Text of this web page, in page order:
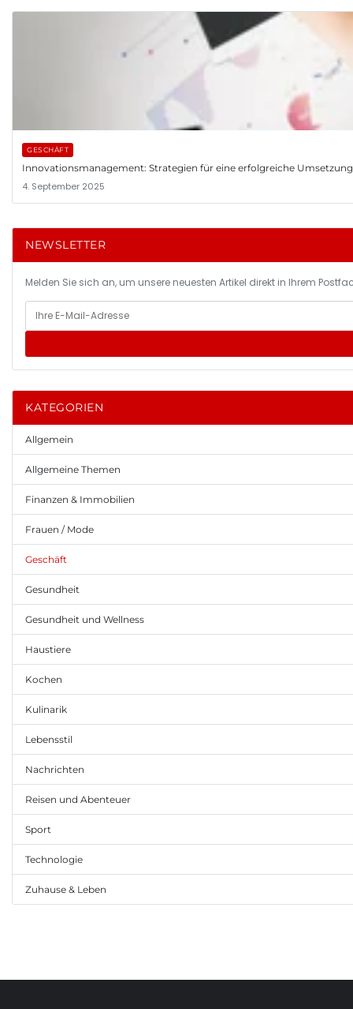
GESCHÄFT
Innovationsmanagement: Strategien für eine erfolgreiche
4. September 2025
NEWSLETTER
Melden Sie sich an, um unsere neuesten Artikel direkt in Ihrem
KATEGORIEN
Allgemein
Allgemeine Themen
Finanzen & Immobilien
Frauen / Mode
Geschäft
Gesundheit
Gesundheit und Wellness
Haustiere
Kochen
Kulinarik
Lebensstil
Nachrichten
Reisen und Abenteuer
Sport
Technologie
Zuhause & Leben